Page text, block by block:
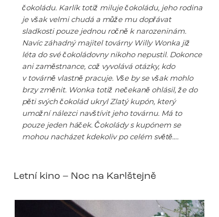
čokoládu. Karlík totiž miluje čokoládu, jeho rodina
je však velmi chudá a může mu dopřávat
sladkosti pouze jednou ročně k narozeninám.
Navíc záhadný majitel továrny Willy Wonka již
léta do své čokoládovny nikoho nepustil. Dokonce
ani zaměstnance, což vyvolává otázky, kdo
v továrně vlastně pracuje. Vše by se však mohlo
brzy změnit. Wonka totiž nečekaně ohlásil, že do
pěti svých čokolád ukryl Zlatý kupón, který
umožní nálezci navštívit jeho továrnu. Má to
pouze jeden háček. Čokolády s kupónem se
mohou nacházet kdekoliv po celém světě….
Letní kino – Noc na Karlštejně